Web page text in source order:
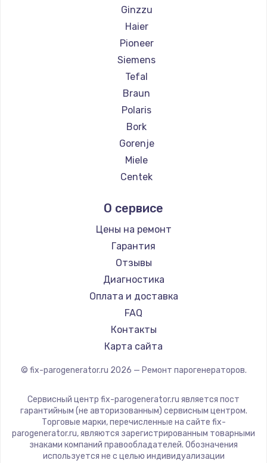
Ginzzu
Haier
Pioneer
Siemens
Tefal
Braun
Polaris
Bork
Gorenje
Miele
Centek
Hotpoint Ariston
DELTA
Chayka
Beko
Vivitek
RED solution
О сервисе
Цены на ремонт
Гарантия
Отзывы
Диагностика
Оплата и доставка
FAQ
Контакты
Карта сайта
© fix-parogenerator.ru 2026 — Ремонт парогенераторов.
Сервисный центр fix-parogenerator.ru является пост
гарантийным (не авторизованным) сервисным центром.
Торговые марки, перечисленные на сайте fix-
parogenerator.ru, являются зарегистрированным товарными
знаками компаний правообладателей. Обозначения
используется не с целью индивидуализации